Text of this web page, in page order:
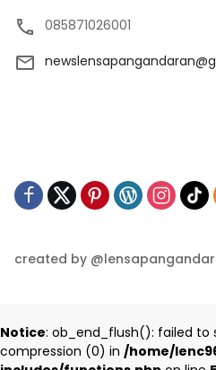
085871026001
created by
Notice: ob_end_flush(): failed
compression (0) in /home/